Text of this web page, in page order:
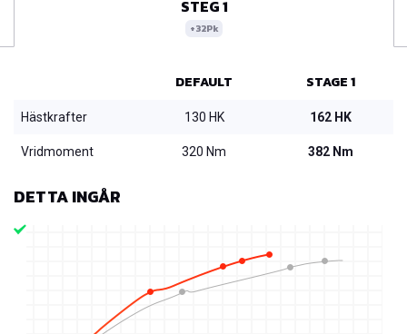
STEG 1
+32Pk
DEFAULT STAGE 1
Hästkrafter 130 HK 162 HK
Vridmoment 320 Nm 382 Nm
DETTA INGÅR